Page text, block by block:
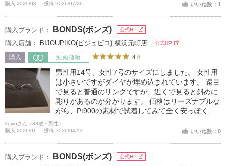
購入 2026/03
投稿 2026/07/20 いいね数：1
購入ブランド： BONDS(ボンズ) 公式HP
購入店舗： BIJOUPIKO(ビジュピコ) 横浜元町店 公式HP
購入 結婚指輪 4.8
男性用14号、女性7号のサイズにしました。 女性用
は小さいですがダイヤが埋め込まれています。 遠目
で見ると普通のリングですが、近くで見ると斜めに
彫りがあるのが分かります。 価格はリーズナブルな
がら、Pt900の素材で試着してみて全く安っぽくな
かったので、購入を決めました。
kojiroさん（38歳・男性）
購入 2026/01
投稿 2026/04/13 いいね数：0
購入ブランド： BONDS(ボンズ) 公式HP